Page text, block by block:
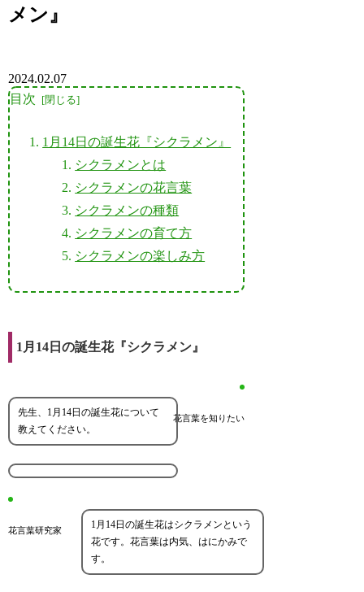
メン』
2024.02.07
目次
1月14日の誕生花『シクラメン』
シクラメンとは
シクラメンの花言葉
シクラメンの種類
シクラメンの育て方
シクラメンの楽しみ方
1月14日の誕生花『シクラメン』
花言葉を知りたい
先生、1月14日の誕生花について
教えてください。
花言葉研究家
1月14日の誕生花はシクラメンという
花です。花言葉は内気、はにかみで
す。